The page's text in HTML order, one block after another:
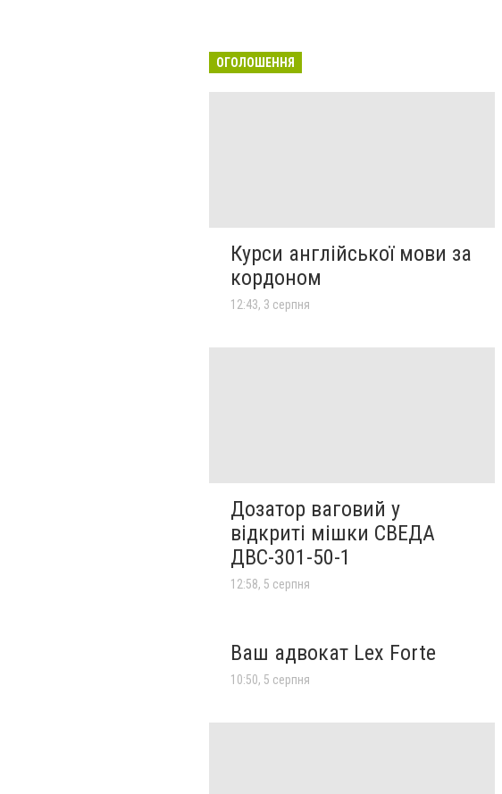
ОГОЛОШЕННЯ
Курси англійської мови за
кордоном
12:43, 3 серпня
Дозатор ваговий у
відкриті мішки СВЕДА
ДВС-301-50-1
12:58, 5 серпня
Ваш адвокат Lex Forte
10:50, 5 серпня